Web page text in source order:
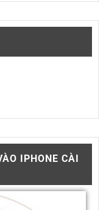
IPHONE CÀI